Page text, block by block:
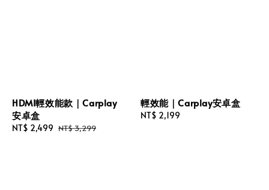
HDMI輕效能款｜Carplay
安卓盒
Sale
NT$ 2,499 Regular
NT$ 3,299
輕效能｜Carplay安卓盒
Regular
NT$ 2,199